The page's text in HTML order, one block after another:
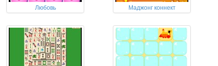
Любовь Маджонг коннект